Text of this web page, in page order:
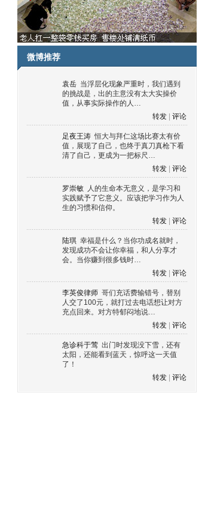
微博推荐
袁岳 当浮层化现象严重时，我们遇到
的挑战是，出的主意没有太大实操价
值，从事实际操作的人…
转发
评论
足夜王涛 恒大与拜仁这场比赛太有价
值，展现了自己，也终于真刀真枪下看
清了自己，更成为一把标尺…
转发
评论
罗崇敏 人的生命本无意义，是学习和
实践赋予了它意义。应该把学习作为人
生的习惯和信仰。
转发
评论
陆琪 幸福是什么？当你功成名就时，
发现成功不会让你幸福，和人分享才
会。当你赚到很多钱时…
转发
评论
李英俊律师 哥们充话费输错号，替别
人交了100元，就打过去电话想让对方
充点回来。对方特郁闷地说…
转发
评论
急诊科于莺 出门时发现没下雪，还有
太阳，还能看到蓝天，惊呼这一天值
了！
转发
评论